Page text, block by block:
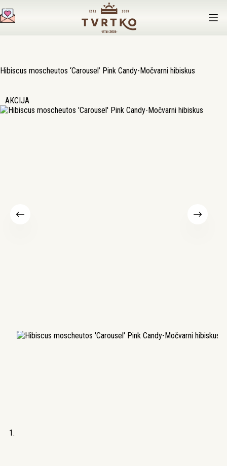
na
sadržaj
Hibiscus moscheutos ‘Carousel’ Pink Candy-Močvarni hibiskus
AKCIJA